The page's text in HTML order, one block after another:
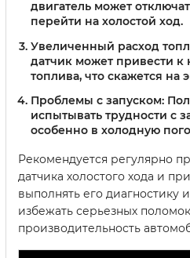
двигатель может
перейти на холостой ход.
Увеличенный расход
датчик может привести
топлива, что скажется на
Проблемы с запуском:
испытывать трудности с
особенно в холодную
Рекомендуется регулярно
датчика холостого хода и
выполнять его диагностику
избежать серьезных
производительность